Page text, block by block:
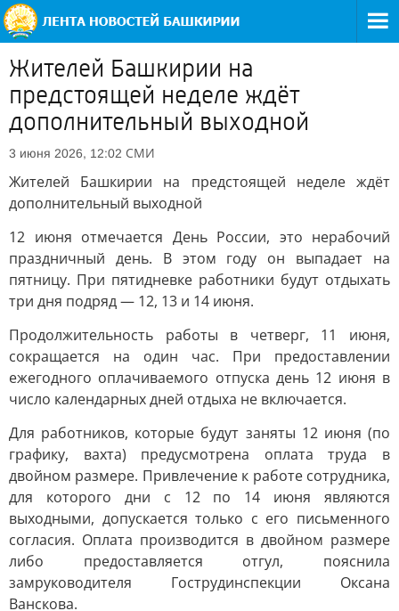
Жителей Башкирии на
предстоящей неделе ждёт
дополнительный выходной
3 июня 2026, 12:02 СМИ
Жителей Башкирии на предстоящей неделе ждёт
дополнительный выходной
12 июня отмечается День России, это нерабочий
праздничный день. В этом году он выпадает на
пятницу. При пятидневке работники будут отдыхать
три дня подряд — 12, 13 и 14 июня.
Продолжительность работы в четверг, 11 июня,
сокращается на один час. При предоставлении
ежегодного оплачиваемого отпуска день 12 июня в
число календарных дней отдыха не включается.
Для работников, которые будут заняты 12 июня (по
графику, вахта) предусмотрена оплата труда в
двойном размере. Привлечение к работе сотрудника,
для которого дни с 12 по 14 июня являются
выходными, допускается только с его письменного
согласия. Оплата производится в двойном размере
либо предоставляется отгул, пояснила
замруководителя Гострудинспекции Оксана
Ванскова.